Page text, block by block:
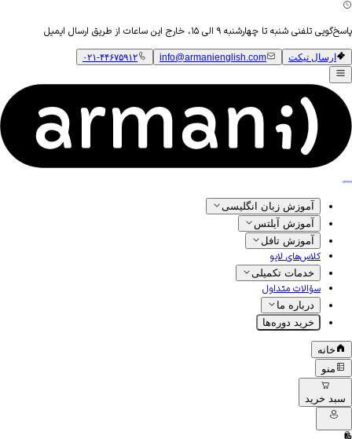
شنبه تا چهارشنبه ۹ الی ۱۵، خارج این ساعات از طریق ارسال ایمیل
ارسال تیکت info@armanienglish.com ۰۲۱-۴۴۶۷۵۹۱۲
آموزش زبان انگلیسی
آموزش آیلتس
آموزش تافل
کلاس‌های لایو
خدمات تکمیلی
سؤالات متداول
درباره ما
خرید دوره‌ها
خانه
منو
خرید